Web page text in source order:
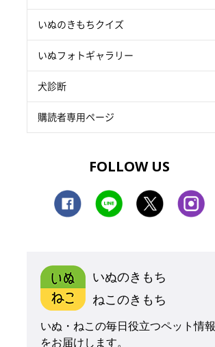
いぬのきもちクイズ
いぬフォトギャラリー
犬診断
購読者専用ページ
FOLLOW US
いぬのきもち
ねこのきもち
いぬ・ねこの毎日役立つペット情報
をお届けします。